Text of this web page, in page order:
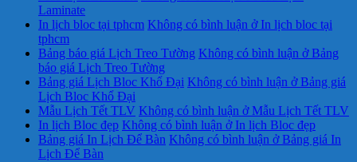
Laminate
In lịch bloc tại tphcm Không có bình luận ở In lịch bloc tại
tphcm
Bảng báo giá Lịch Treo Tường Không có bình luận ở Bảng
báo giá Lịch Treo Tường
Bảng giá Lịch Bloc Khổ Đại Không có bình luận ở Bảng giá
Lịch Bloc Khổ Đại
Mẫu Lịch Tết TLV Không có bình luận ở Mẫu Lịch Tết TLV
In lịch Bloc đẹp Không có bình luận ở In lịch Bloc đẹp
Bảng giá In Lịch Để Bàn Không có bình luận ở Bảng giá In
Lịch Để Bàn